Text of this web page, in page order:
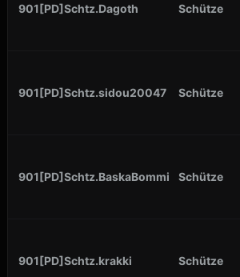
901[PD]Schtz.Dagoth Schütze
901[PD]Schtz.sidou20047 Schütze
901[PD]Schtz.BaskaBommi Schütze
901[PD]Schtz.krakki Schütze